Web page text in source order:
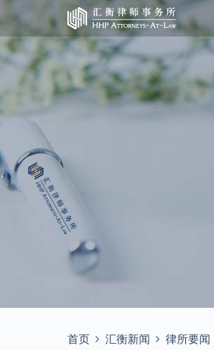
首页 汇衡新闻 律所要闻